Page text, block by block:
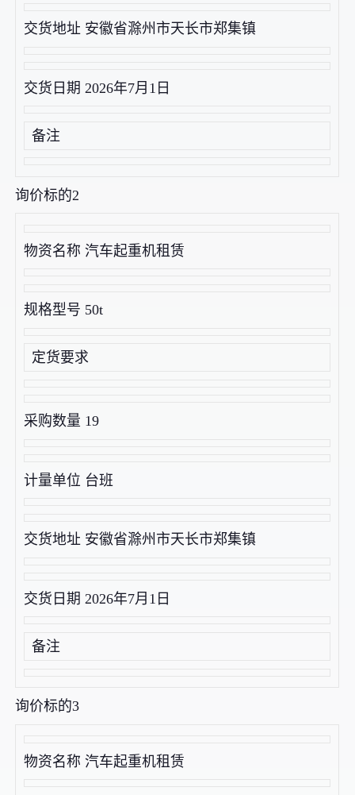
交货地址 安徽省滁州市天长市郑集镇
交货日期 2026年7月1日
备注
询价标的2
物资名称 汽车起重机租赁
规格型号 50t
定货要求
采购数量 19
计量单位 台班
交货地址 安徽省滁州市天长市郑集镇
交货日期 2026年7月1日
备注
询价标的3
物资名称 汽车起重机租赁